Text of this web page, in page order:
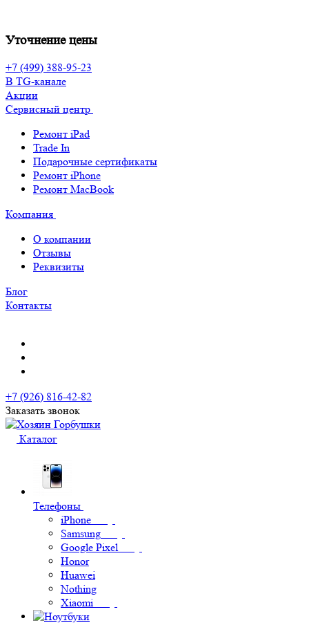
Уточнение цены
+7 (499) 388-95-23
В TG-канале
Акции
Сервисный центр
Ремонт iPad
Trade In
Подарочные сертификаты
Ремонт iPhone
Ремонт MacBook
Компания
О компании
Отзывы
Реквизиты
Блог
Контакты
+7 (926) 816-42-82
Заказать звонок
Каталог
Телефоны
iPhone
Samsung
Google Pixel
Honor
Huawei
Nothing
Xiaomi